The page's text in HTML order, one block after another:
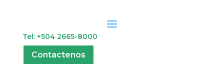
Tel: +504 2665-8000
Contactenos